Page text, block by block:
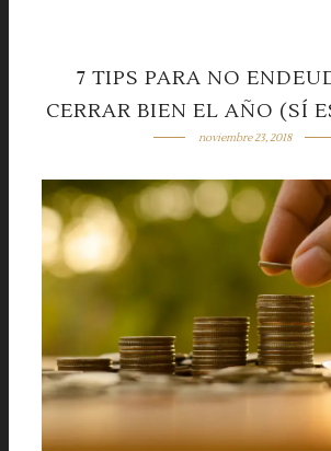
7 TIPS PARA NO
CERRAR BIEN EL AÑO (SÍ
noviembre 23, 2018